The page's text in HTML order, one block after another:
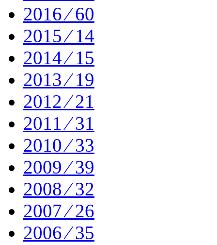
2016 ⁄ 60
2015 ⁄ 14
2014 ⁄ 15
2013 ⁄ 19
2012 ⁄ 21
2011 ⁄ 31
2010 ⁄ 33
2009 ⁄ 39
2008 ⁄ 32
2007 ⁄ 26
2006 ⁄ 35